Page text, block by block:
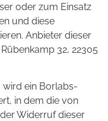
oder zum Einsatz
und diese
Anbieter dieser
32, 22305
wird ein Borlabs-
in dem die von
Widerruf dieser